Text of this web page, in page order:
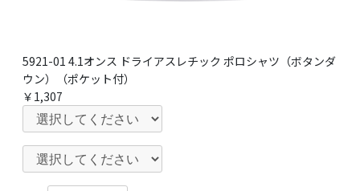
5921-01 4.1オンス ドライアスレチック ポロシャツ（ボタンダ
ウン）（ポケット付）
￥1,307